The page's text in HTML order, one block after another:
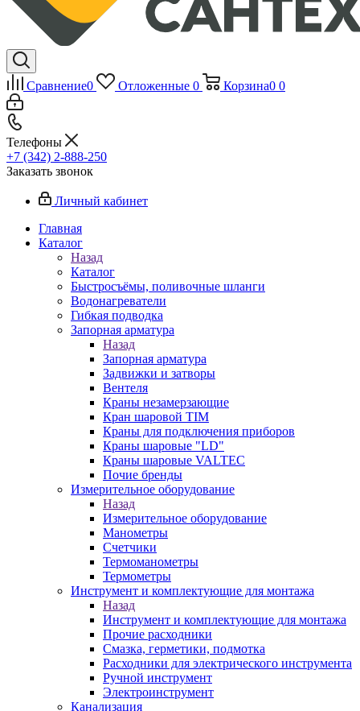
Сравнение0 Отложенные 0 Корзина0 0
Телефоны
+7 (342) 2-888-250
Заказать звонок
Личный кабинет
Главная
Каталог
Назад
Каталог
Быстросъёмы, поливочные шланги
Водонагреватели
Гибкая подводка
Запорная арматура
Назад
Запорная арматура
Задвижки и затворы
Вентеля
Краны незамерзающие
Кран шаровой TIM
Краны для подключения приборов
Краны шаровые "LD"
Краны шаровые VALTEC
Почие бренды
Измерительное оборудование
Назад
Измерительное оборудование
Манометры
Счетчики
Термоманометры
Термометры
Инструмент и комплектующие для монтажа
Назад
Инструмент и комплектующие для монтажа
Прочие расходники
Смазка, герметики, подмотка
Расходники для электрического инструмента
Ручной инструмент
Электроинструмент
Канализация